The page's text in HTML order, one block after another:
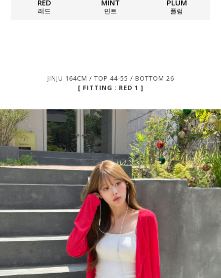
RED
레드
MINT
민트
PLUM
플럼
JINJU 164CM / TOP 44-55 / BOTTOM 26
[ FITTING : RED 1 ]